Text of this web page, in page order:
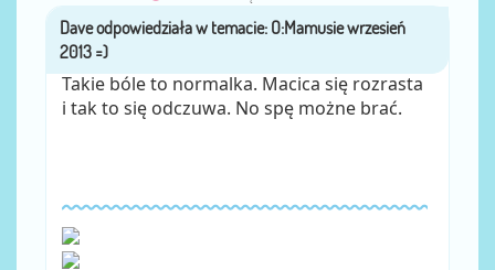
przezDave
Takie bóle to normalka. Macica się rozrasta
i tak to się odczuwa. No spę możne brać.